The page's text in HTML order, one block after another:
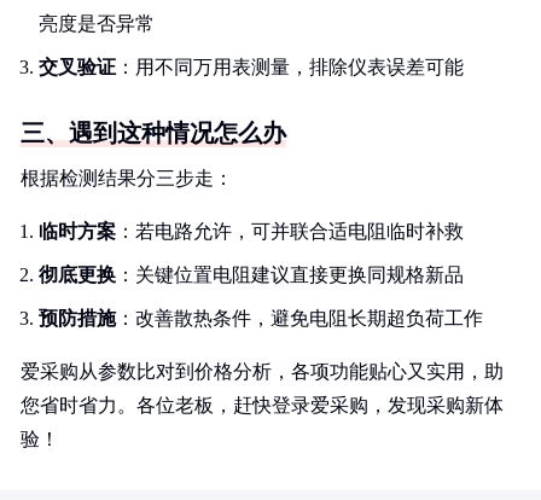
亮度是否异常
交叉验证 ：用不同万用表测量，排除仪表误差可能
三、遇到这种情况怎么办
根据检测结果分三步走：
临时方案 ：若电路允许，可并联合适电阻临时补救
彻底更换 ：关键位置电阻建议直接更换同规格新品
预防措施：改善散热条件，避免电阻长期超负荷工作
爱采购从参数比对到价格分析，各项功能贴心又实用，助
您省时省力。各位老板，赶快登录爱采购，发现采购新体
验！